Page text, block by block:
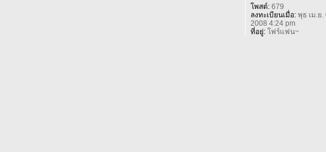
โพสต์:679
ลงทะเบียนเมื่อ:พุธ เม.ย.
2008 4:24 pm
ที่อยู่:โฟร์แฟน~